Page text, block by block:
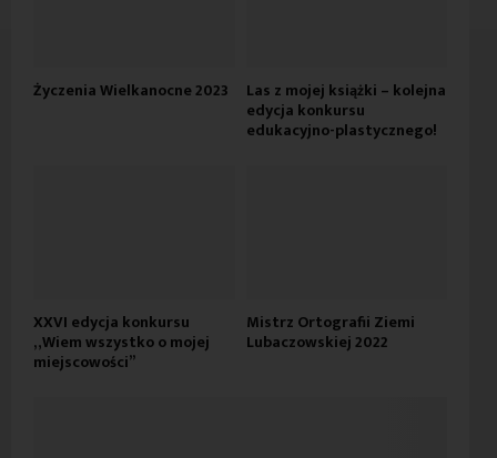
Życzenia Wielkanocne 2023 Las z mojej książki – kolejna
edycja konkursu
edukacyjno-plastycznego!
XXVI edycja konkursu
„Wiem wszystko o mojej
miejscowości”
Mistrz Ortografii Ziemi
Lubaczowskiej 2022